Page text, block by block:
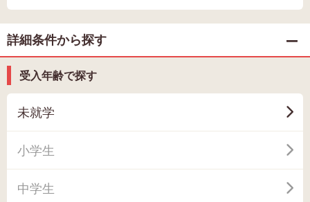
詳細条件から探す
受入年齢で探す
未就学
小学生
中学生